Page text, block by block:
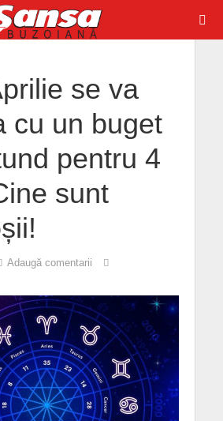
se va
cu un buget
pentru 4
sunt
Adaugă comentarii